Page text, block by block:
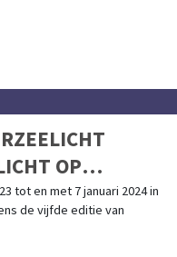
OP
tot en met 7 januari 2024 in
de vijfde editie van